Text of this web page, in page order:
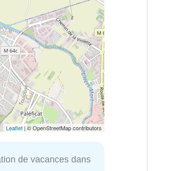
Leaflet| © OpenStreetMap contributors
de vacances dans